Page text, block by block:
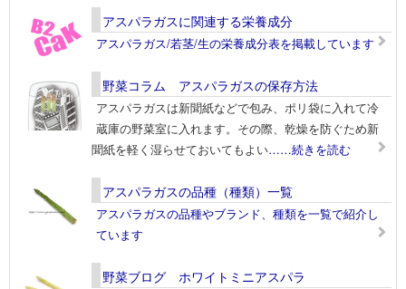
アスパラガスに関連する栄養成分
アスパラガス/若茎/生の栄養成分表を掲載しています
野菜コラム アスパラガスの保存方法
アスパラガスは新聞紙などで包み、ポリ袋に入れて冷
蔵庫の野菜室に入れます。その際、乾燥を防ぐため新
聞紙を軽く湿らせておいてもよい……続きを読む
アスパラガスの品種（種類）一覧
アスパラガスの品種やブランド、種類を一覧で紹介し
ています
野菜ブログ ホワイトミニアスパラ